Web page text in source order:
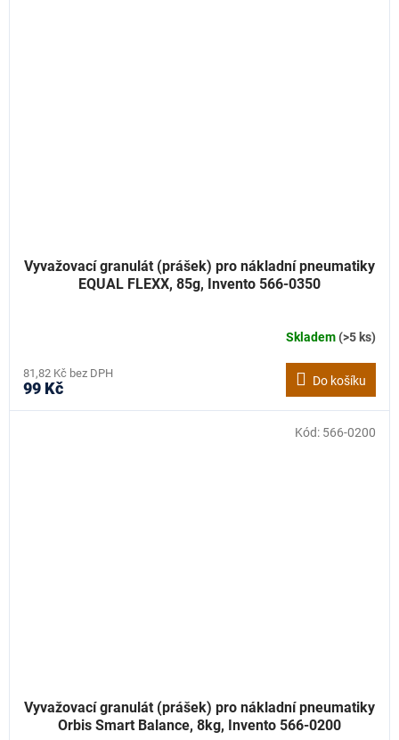
Vyvažovací granulát (prášek) pro nákladní pneumatiky
EQUAL FLEXX, 85g, Invento 566-0350
Skladem(>5 ks)
81,82 Kč bez DPH
99 Kč Do košíku
Vyvažovací granulát (prášek) pro nákladní pneumatiky
Orbis Smart Balance, 8kg, Invento 566-0200
Kód: 566-0200